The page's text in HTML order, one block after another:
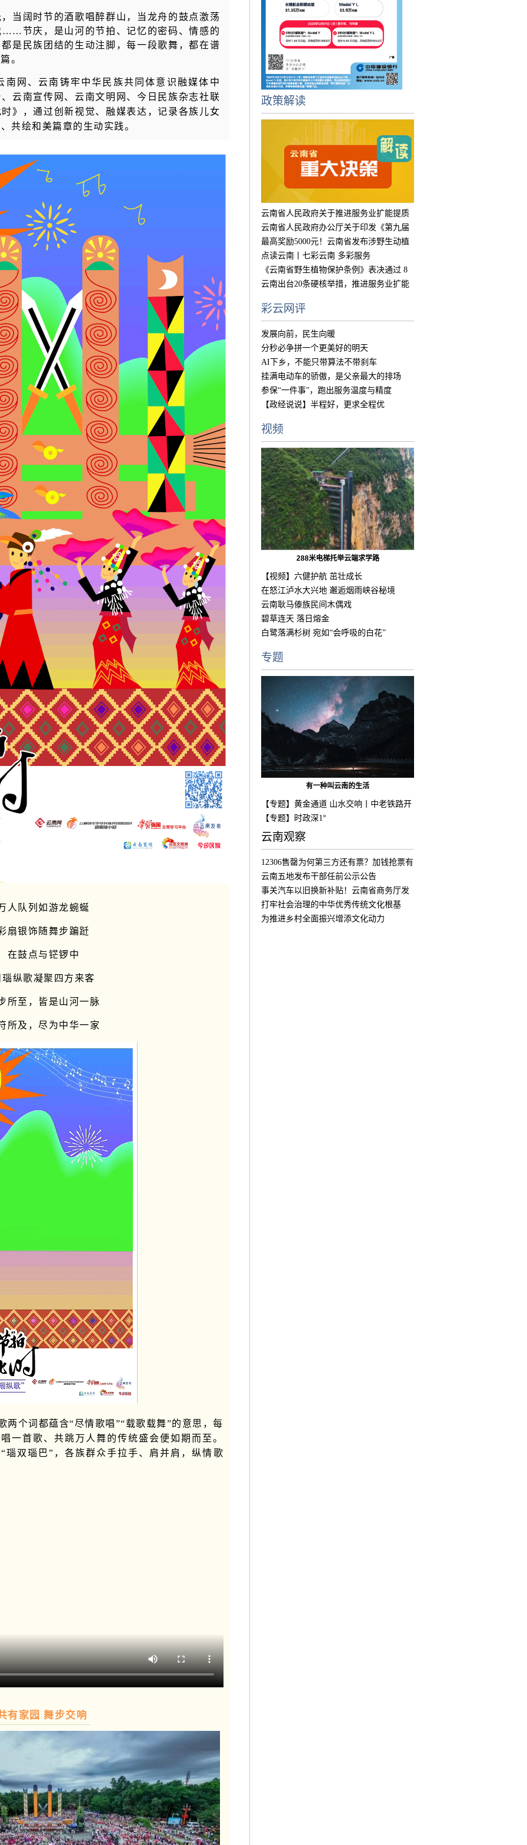
当阔时节的酒歌唱醉群山，当龙舟的鼓点激荡
……节庆，是山河的节拍、记忆的密码、情感的
是民族团结的生动注脚，每一段歌舞，都在谱
。
、云南铸牢中华民族共同体意识融媒体中
云南宣传网、云南文明网、今日民族杂志社联
》，通过创新视觉、融媒表达，记录各族儿女
共绘和美篇章的生动实践。
人队列如游龙蜿蜒
扇银饰随舞步蹁跹
在鼓点与铓锣中
瑙纵歌凝聚四方来客
所至，皆是山河一脉
所及，尽为中华一家
两个词都蕴含“尽情歌唱”“载歌载舞”的意思，每
一首歌、共跳万人舞的传统盛会便如期而至。
瑙双瑙巴”，各族群众手拉手、肩并肩，纵情歌
有家园 舞步交响
政策解读
云南省人民政府关于推进服务业扩能提质
的实
云南省人民政府办公厅关于印发《第九届
中国
最高奖励5000元！云南省发布涉野生动植
物违
点读云南丨七彩云南 多彩服务
《云南省野生植物保护条例》表决通过 8
月15
云南出台20条硬核举措，推进服务业扩能
彩云网评
发展向前，民生向暖
分秒必争拼一个更美好的明天
AI下乡，不能只带算法不带刹车
挂满电动车的骄傲，是父亲最大的排场
参保“一件事”，跑出服务温度与精度
【政经说说】半程好，更求全程优
视频
288米电梯托举云端求学路
【视频】六健护航 茁壮成长
在怒江泸水大兴地 邂逅烟雨峡谷秘境
云南耿马傣族民间木偶戏
碧草连天 落日熔金
白鹭落满杉树 宛如“会呼吸的白花”
专题
有一种叫云南的生活
【专题】黄金通道 山水交响丨中老铁路开
通
【专题】时政深1°
云南观察
12306售罄为何第三方还有票？加钱抢票有
用
云南五地发布干部任前公示公告
事关汽车以旧换新补贴！云南省商务厅发
布公
打牢社会治理的中华优秀传统文化根基
为推进乡村全面振兴增添文化动力